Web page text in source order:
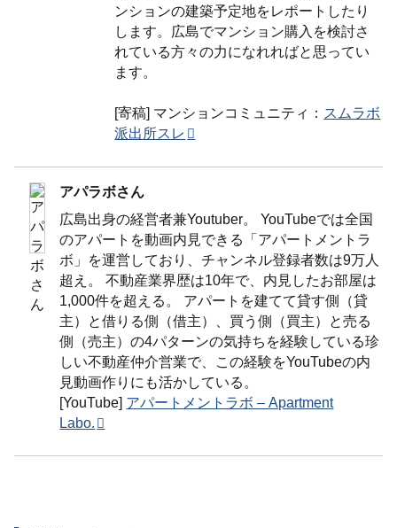
ンションの建築予定地をレポートしたり
します。広島でマンション購入を検討さ
れている方々の力になれればと思ってい
ます。
[寄稿] マンションコミュニティ： スムラボ
派出所スレ
アパラボさん
広島出身の経営者兼Youtuber。 YouTubeでは全国
のアパートを動画内見できる「アパートメントラ
ボ」を運営しており、チャンネル登録者数は9万人
超え。 不動産業界歴は10年で、内見したお部屋は
1,000件を超える。 アパートを建てて貸す側（貸
主）と借りる側（借主）、買う側（買主）と売る
側（売主）の4パターンの気持ちを経験している珍
しい不動産仲介営業で、この経験をYouTubeの内
見動画作りにも活かしている。
[YouTube] アパートメントラボ – Apartment
Labo.